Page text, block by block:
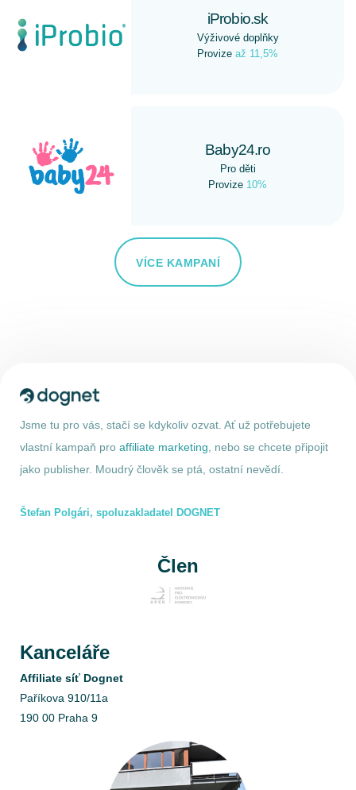
iProbio.sk
Výživové doplňky
Provize až 11,5%
Baby24.ro
Pro děti
Provize 10%
VÍCE KAMPANÍ
Jsme tu pro vás, stačí se kdykoliv ozvat. Ať už potřebujete
vlastní kampaň pro affiliate marketing , nebo se chcete připojit
jako publisher. Moudrý člověk se ptá, ostatní nevědí.
Štefan Polgári, spoluzakladatel DOGNET
Člen
Kanceláře
Affiliate síť Dognet
Paříkova 910/11a
190 00 Praha 9